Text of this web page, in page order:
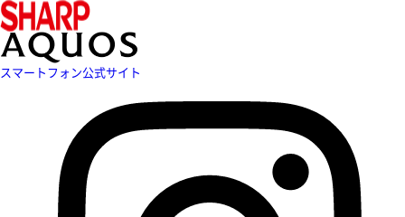
スマートフォン公式サイト